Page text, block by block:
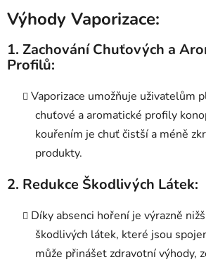
Výhody Vaporizace:
1. Zachování Chuťových a
Profilů:
Vaporizace umožňuje uživatelům
chuťové a aromatické profily
kouřením je chuť čistší a méně
produkty.
2. Redukce Škodlivých Látek:
Díky absenci hoření je výrazně
škodlivých látek, které jsou
může přinášet zdravotní výhody,